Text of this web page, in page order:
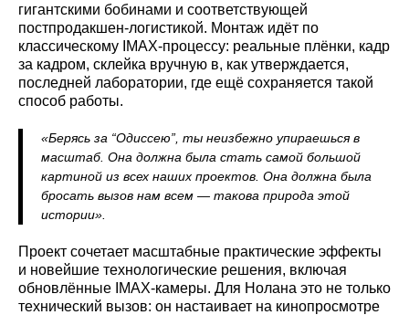
гигантскими бобинами и соответствующей
постпродакшен-логистикой. Монтаж идёт по
классическому IMAX-процессу: реальные плёнки, кадр
за кадром, склейка вручную в, как утверждается,
последней лаборатории, где ещё сохраняется такой
способ работы.
«Берясь за “Одиссею”, ты неизбежно упираешься в
масштаб. Она должна была стать самой большой
картиной из всех наших проектов. Она должна была
бросать вызов нам всем — такова природа этой
истории».
Проект сочетает масштабные практические эффекты
и новейшие технологические решения, включая
обновлённые IMAX-камеры. Для Нолана это не только
технический вызов: он настаивает на кинопросмотре